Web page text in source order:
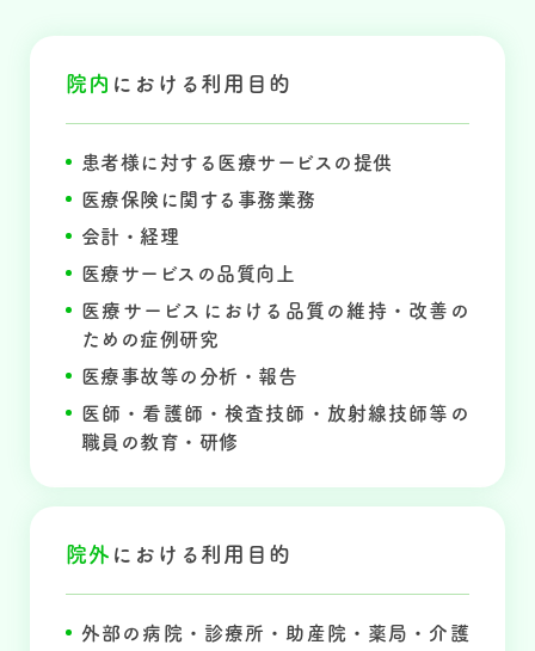
院内 における 利用目的
患者様に対する医療サービスの提供
医療保険に関する事務業務
会計・経理
医療サービスの品質向上
医療サービスにおける品質の維持・改善の
ための症例研究
医療事故等の分析・報告
医師・看護師・検査技師・放射線技師等の
職員の教育・研修
院外 における 利用目的
外部の病院・診療所・助産院・薬局・介護